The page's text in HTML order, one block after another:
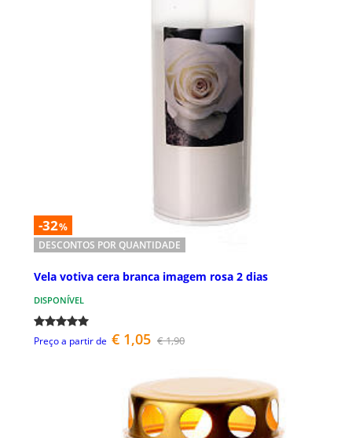
-32%
DESCONTOS POR QUANTIDADE
Vela votiva cera branca imagem rosa 2 dias
DISPONÍVEL
Preço a partir de € 1,05 € 1,90